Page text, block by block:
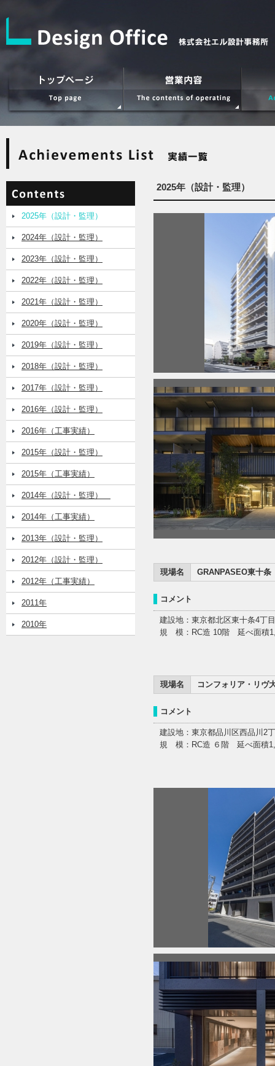
2025年（設計・監理）
2024年（設計・監理）
2023年（設計・監理）
2022年（設計・監理）
2021年（設計・監理）
2020年（設計・監理）
2019年（設計・監理）
2018年（設計・監理）
2017年（設計・監理）
2016年（設計・監理）
2016年（工事実績）
2015年（設計・監理）
2015年（工事実績）
2014年（設計・監理）
2014年（工事実績）
2013年（設計・監理）
2012年（設計・監理）
2012年（工事実績）
2011年
2010年
2025年（設計・監理）
現場名 GRANPASEO東十条
コメント
建設地：東京都北区東十条4丁
規 模：RC造 10階 延べ面積
現場名 コンフォリア・リヴ
コメント
建設地：東京都品川区西品川2
規 模：RC造 ６階 延べ面積